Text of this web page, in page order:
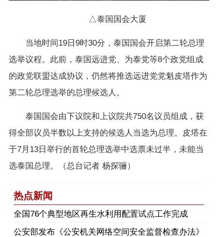
△泰国国会大厦
当地时间19日9时30分，泰国国会开启第二轮总理
选举议程。此前，泰国远进党、为泰党等8个政党组成
的政党联盟达成协议，仍然将推选远进党党魁皮塔作为
第二轮总理选举的总理候选人。
泰国国会由下议院和上议院共750名议员组成，获
得全部议员半数以上支持的候选人当选为总理。皮塔在
于7月13日举行的首轮总理选举中选票未过半，未能当
选泰国总理。（总台记者 杨探骊）
热点新闻
​全国76个典型地区再生水利用配置试点工作完成
公安部发布《公安机关网络空间安全监督检查办法》